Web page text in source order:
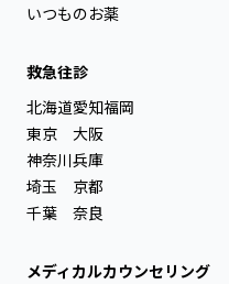
いつものお薬
救急往診
北海道
東京
神奈川
埼玉
千葉
愛知
大阪
兵庫
京都
奈良
福岡
メディカルカウンセリング